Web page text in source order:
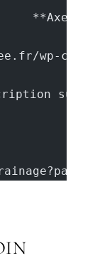
**Axel
wp-
sur